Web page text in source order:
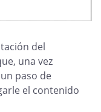
del
una vez
paso de
el contenido